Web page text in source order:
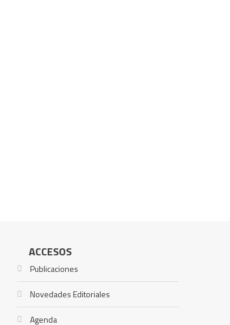
ACCESOS
Publicaciones
Novedades Editoriales
Agenda